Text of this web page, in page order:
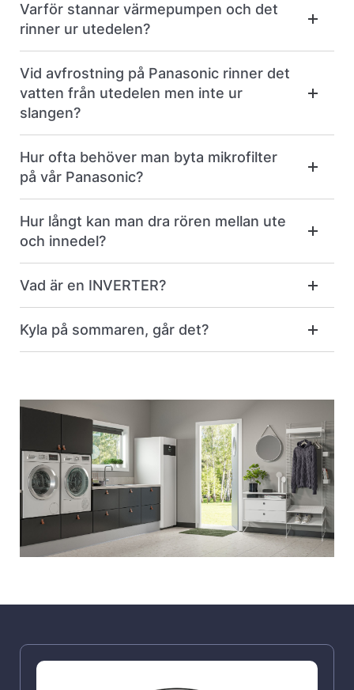
Varför stannar värmepumpen och det
rinner ur utedelen?
Vid avfrostning på Panasonic rinner det
vatten från utedelen men inte ur
slangen?
Hur ofta behöver man byta mikrofilter
på vår Panasonic?
Hur långt kan man dra rören mellan ute
och innedel?
Vad är en INVERTER?
Kyla på sommaren, går det?